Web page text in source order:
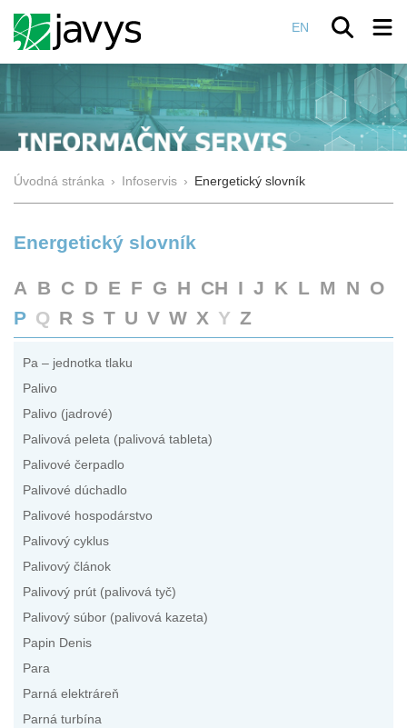
EN
Úvodná stránka › Infoservis › Energetický slovník
Energetický slovník
A B C D E F G H CH I J K L M N O
P Q R S T U V W X Y Z
Pa – jednotka tlaku
Palivo
Palivo (jadrové)
Palivová peleta (palivová tableta)
Palivové čerpadlo
Palivové dúchadlo
Palivové hospodárstvo
Palivový cyklus
Palivový článok
Palivový prút (palivová tyč)
Palivový súbor (palivová kazeta)
Papin Denis
Para
Parná elektráreň
Parná turbína